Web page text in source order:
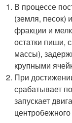
В процессе
(земля, песок)
фракции и
остатки пиши,
массы),
крупными
При
срабатывает
запускает